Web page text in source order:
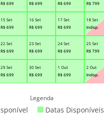
R$ 699
R$ 699
R$ 699
R$ 799
15 Set
R$ 699
16 Set
R$ 699
17 Set
R$ 699
18 Set
Indisp.
22 Set
R$ 699
23 Set
R$ 699
24 Set
R$ 699
25 Set
R$ 799
29 Set
R$ 699
30 Set
R$ 699
1 Out
R$ 699
2 Out
Indisp.
Legenda
Datas Disponíveis